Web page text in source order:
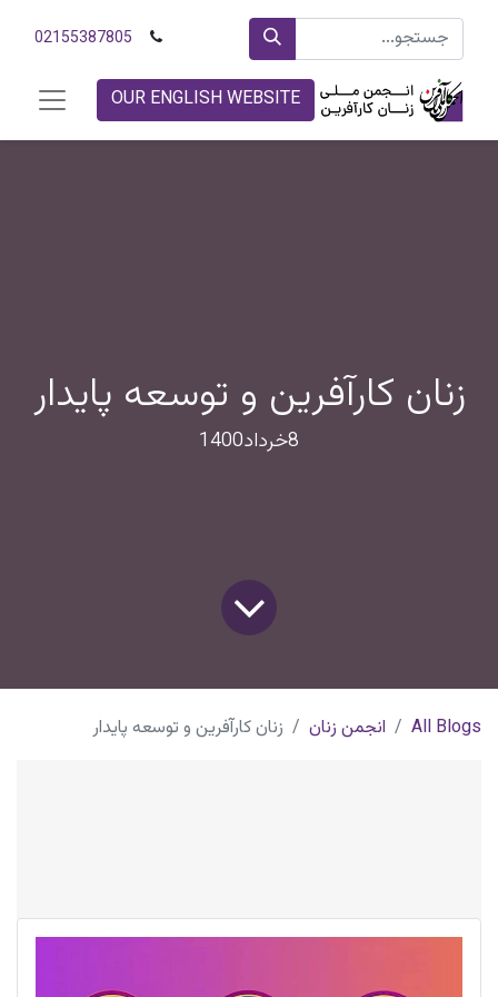
02155387805
OUR ENGLISH WEBSITE
زنان کارآفرین و توسعه پایدار
8خرداد1400
All Blogs انجمن زنان زنان کارآفرین و توسعه پایدار